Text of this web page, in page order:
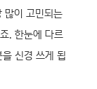
많이 고민되는
. 한눈에 다르
신경 쓰게 됩